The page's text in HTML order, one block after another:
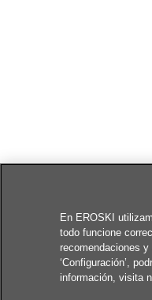
En EROSKI
todo funcione
recomendaciones
‘Configuración’,
información, visita